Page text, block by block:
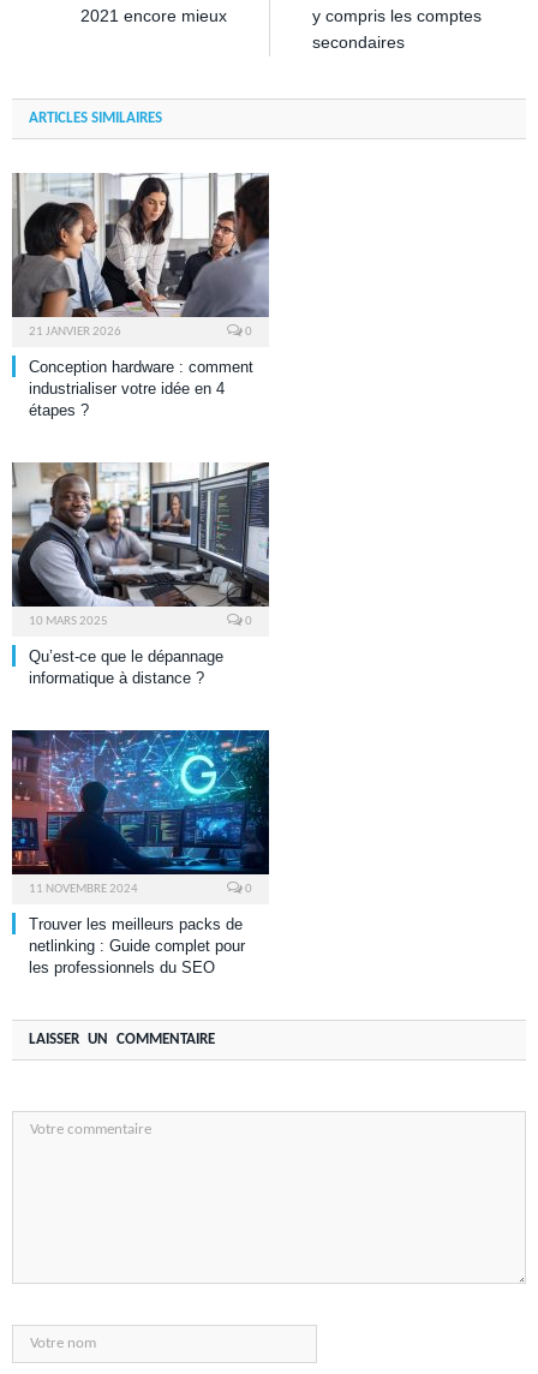
2021 encore mieux
y compris les comptes
secondaires
ARTICLES SIMILAIRES
21 JANVIER 2026 0
Conception hardware : comment
industrialiser votre idée en 4
étapes ?
10 MARS 2025 0
Qu’est-ce que le dépannage
informatique à distance ?
11 NOVEMBRE 2024 0
Trouver les meilleurs packs de
netlinking : Guide complet pour
les professionnels du SEO
LAISSER UN COMMENTAIRE